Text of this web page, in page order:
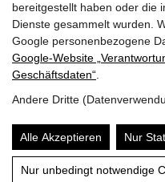
bereitgestellt haben oder die
Dienste gesammelt wurden.
Google personenbezogene
Google‑Website
Geschäftsdaten“
Andere Dritte
Alle Akzeptieren Nur
Nur unbedingt notwendige
Zurück
© 2026 | Dein Date mit
Partner
Über uns